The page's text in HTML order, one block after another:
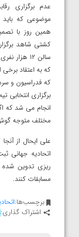
عدم برگزاری
موضوعی که باید
همین روز با
کشتی شاهد
سالن ۱۲
که به اعتقاد برخی
که فدراسیون و
برگزاری انتخابی
انجام‌ می شد که
مختلف متوجه
علی ایحال از
اتحادیه جهانی
ریزی تدوین شده
مسابقات کنند.
برچسب‌ها:
اشتراک گذاری: